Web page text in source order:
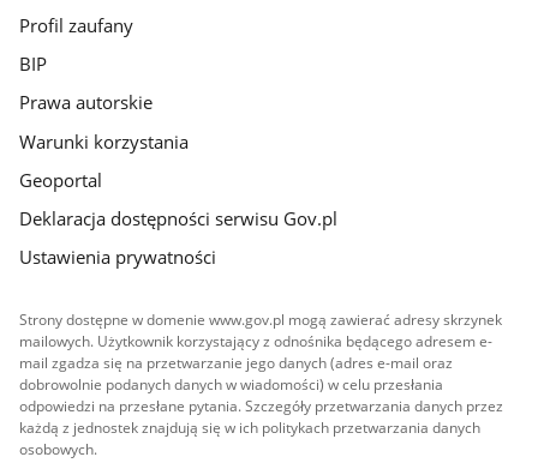
Profil zaufany
BIP
Prawa autorskie
Warunki korzystania
Geoportal
Deklaracja dostępności serwisu Gov.pl
Ustawienia prywatności
Strony dostępne w domenie www.gov.pl mogą zawierać adresy skrzynek
mailowych. Użytkownik korzystający z odnośnika będącego adresem e-
mail zgadza się na przetwarzanie jego danych (adres e-mail oraz
dobrowolnie podanych danych w wiadomości) w celu przesłania
odpowiedzi na przesłane pytania. Szczegóły przetwarzania danych przez
każdą z jednostek znajdują się w ich politykach przetwarzania danych
osobowych.